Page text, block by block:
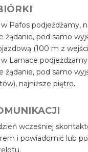
Pafos podjeżdżamy,
żądanie, pod samo
(100 m z
Larnace
żądanie, pod samo
najniższe piętro..
wcześniej
i powiadomić lub